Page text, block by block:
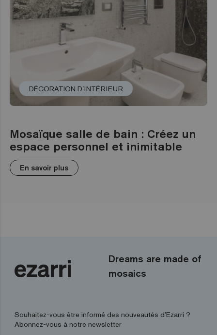
DÉCORATION D´INTÉRIEUR
Mosaïque salle de bain : Créez un
espace personnel et inimitable
En savoir plus
Dreams are made of
mosaics
Souhaitez-vous être informé des nouveautés d’Ezarri ?
Abonnez-vous à notre newsletter